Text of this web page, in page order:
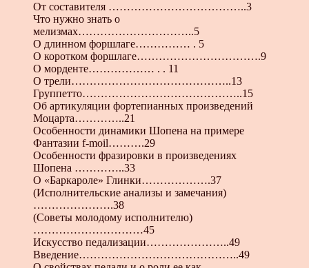
От составителя ………………………………..3
Что нужно знать о
мелизмах…………………………..5
О длинном форшлаге…………… . 5
О коротком форшлаге…………………………….9
О морденте……………… . . 11
О трели……………………………………..13
Группетто……………………………………..15
Об артикуляции фортепианных произведений
Моцарта…………..21
Особенности динамики Шопена на примере
Фантазии f-moil……….29
Особенности фразировки в произведениях
Шопена …………..33
О «Баркароле» Глинки……………….37
(Исполнительские анализы и замечания)
………………….38
(Советы молодому исполнителю)
…………………………45
Искусство педализации…………………..49
Введение……………………………………..49